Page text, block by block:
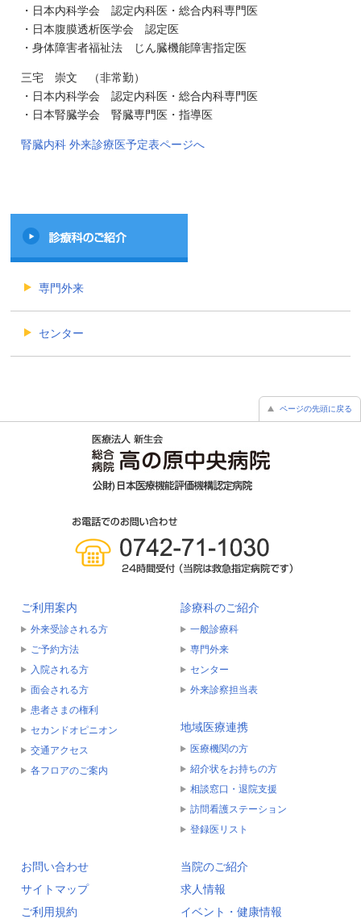
・日本内科学会 認定内科医・総合内科専門医
・日本腹膜透析医学会 認定医
・身体障害者福祉法 じん臓機能障害指定医
三宅 崇文 （非常勤）
・日本内科学会 認定内科医・総合内科専門医
・日本腎臓学会 腎臓専門医・指導医
腎臓内科 外来診療医予定表ページへ
専門外来
センター
ページの先頭に戻る
ご利用案内
外来受診される方
ご予約方法
入院される方
面会される方
患者さまの権利
セカンドオピニオン
交通アクセス
各フロアのご案内
診療科のご紹介
一般診療科
専門外来
センター
外来診察担当表
地域医療連携
医療機関の方
紹介状をお持ちの方
相談窓口・退院支援
訪問看護ステーション
登録医リスト
当院のご紹介
求人情報
イベント・健康情報
お問い合わせ
サイトマップ
ご利用規約